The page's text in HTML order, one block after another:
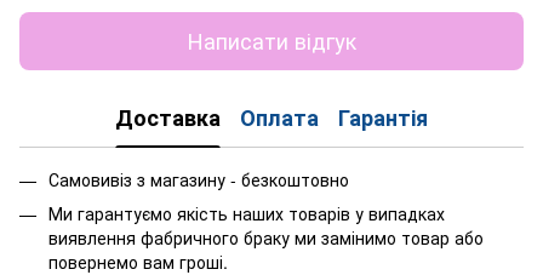
Написати відгук
Доставка Оплата Гарантія
Самовивіз з магазину - безкоштовно
Ми гарантуємо якість наших товарів у випадках
виявлення фабричного браку ми замінимо товар або
повернемо вам гроші.